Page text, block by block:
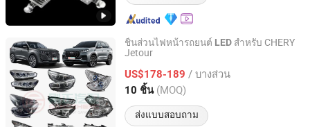
ชิ้นส่วนไฟหน้ารถยนต์ LED สำหรับ CHERY
Jetour
US$178-189 / บางส่วน
10 ชิ้น (MOQ)
ส่งแบบสอบถาม
Guangzhou Gangzheng Automobile Parts Co.,Ltd.
Guangdong, China อัตราจาก 2022